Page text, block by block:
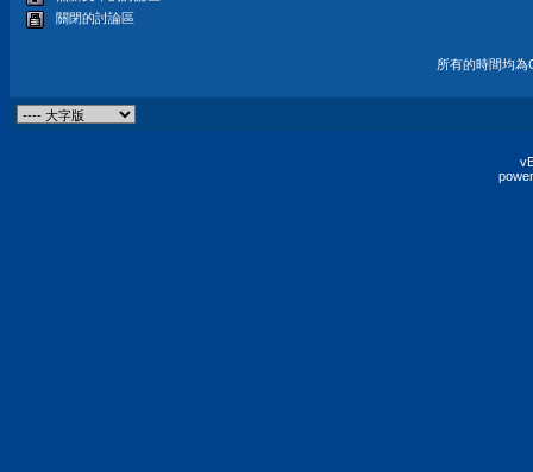
關閉的討論區
所有的時間均為